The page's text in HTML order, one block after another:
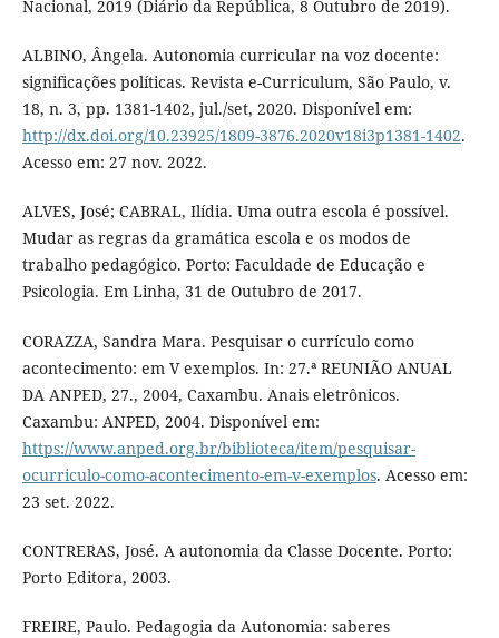
Nacional, 2019 (Diário da República, 8 Outubro de 2019).
ALBINO, Ângela. Autonomia curricular na voz docente:
significações políticas. Revista e-Curriculum, São Paulo, v.
18, n. 3, pp. 1381-1402, jul./set, 2020. Disponível em:
http://dx.doi.org/10.23925/1809-3876.2020v18i3p1381-1402.
Acesso em: 27 nov. 2022.
ALVES, José; CABRAL, Ilídia. Uma outra escola é possível.
Mudar as regras da gramática escola e os modos de
trabalho pedagógico. Porto: Faculdade de Educação e
Psicologia. Em Linha, 31 de Outubro de 2017.
CORAZZA, Sandra Mara. Pesquisar o currículo como
acontecimento: em V exemplos. In: 27.ª REUNIÃO ANUAL
DA ANPED, 27., 2004, Caxambu. Anais eletrônicos.
Caxambu: ANPED, 2004. Disponível em:
https://www.anped.org.br/biblioteca/item/pesquisar-
ocurriculo-como-acontecimento-em-v-exemplos. Acesso em:
23 set. 2022.
CONTRERAS, José. A autonomia da Classe Docente. Porto:
Porto Editora, 2003.
FREIRE, Paulo. Pedagogia da Autonomia: saberes